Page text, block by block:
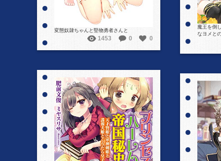
魔王を倒
なヨメと
変態奴隷ちゃんと堅物勇者さんと
1453 0 0
詳細を見る